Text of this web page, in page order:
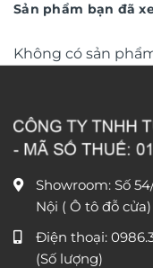
Sản phẩm bạn đã
Không có sản
Showroom: Số
Nội ( Ô tô đỗ cửa)
Điện thoại:
(Số lượng)